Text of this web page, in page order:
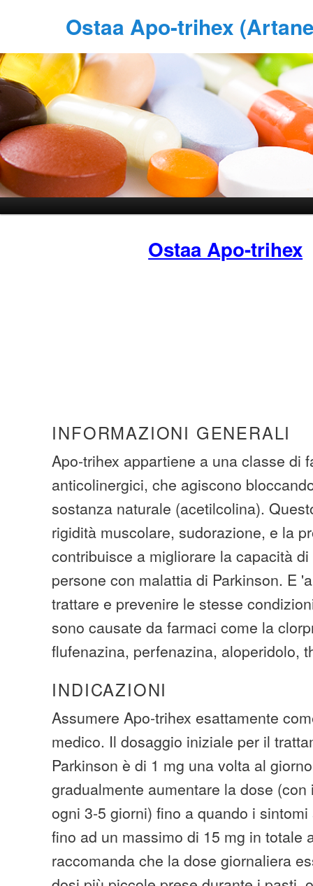
Ostaa Apo-trihex
Ostaa Apo-trihex
INFORMAZIONI GENERALI
Apo-trihex appartiene a una classe di
anticolinergici, che agiscono
sostanza naturale (acetilcolina).
rigidità muscolare, sudorazione, e la
contribuisce a migliorare la capacità
persone con malattia di Parkinson. E
trattare e prevenire le stesse
sono causate da farmaci come la
flufenazina, perfenazina, aloperidolo,
INDICAZIONI
Assumere Apo-trihex esattamente
medico. Il dosaggio iniziale per il
Parkinson è di 1 mg una volta al
gradualmente aumentare la dose
ogni 3-5 giorni) fino a quando i
fino ad un massimo di 15 mg in totale
raccomanda che la dose giornaliera